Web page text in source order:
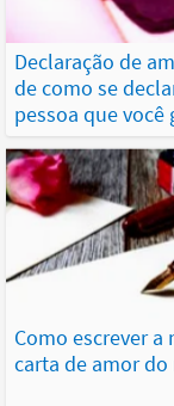
Declaração de
de como se
pessoa que você
Como escrever a
carta de amor